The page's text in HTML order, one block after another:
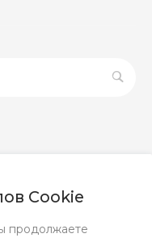
Cookie
продолжаете
каких условиях не
(2) ГК РФ.